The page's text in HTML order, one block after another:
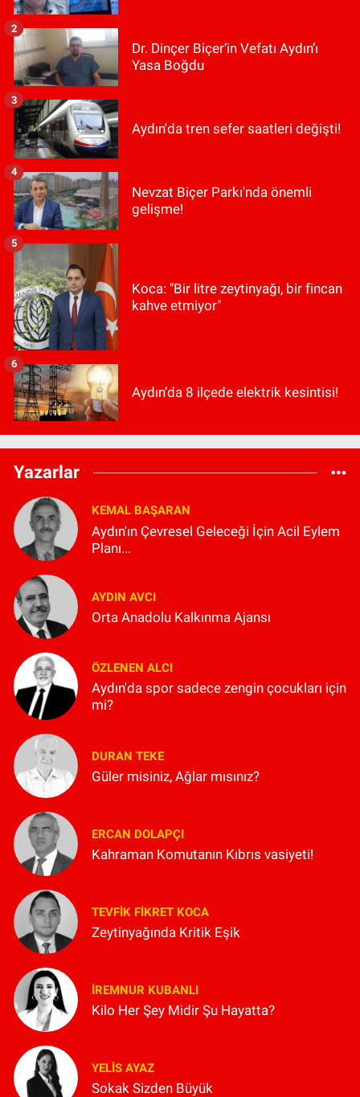
Dr. Dinçer Biçer’in Vefatı Aydın’ı
Yasa Boğdu
2
Aydın'da tren sefer saatleri değişti!
3
Nevzat Biçer Parkı'nda önemli
gelişme!
4
Koca: "Bir litre zeytinyağı, bir fincan
kahve etmiyor"
5
Aydın’da 8 ilçede elektrik kesintisi!
6
Yazarlar
KEMAL BAŞARAN
Aydın'ın Çevresel Geleceği İçin Acil Eylem
Planı...
AYDIN AVCI
Orta Anadolu Kalkınma Ajansı
ÖZLENEN ALCI
Aydın'da spor sadece zengin çocukları için
mi?
DURAN TEKE
Güler misiniz, Ağlar mısınız?
ERCAN DOLAPÇI
Kahraman Komutanın Kıbrıs vasiyeti!
TEVFIK FIKRET KOCA
Zeytinyağında Kritik Eşik
İREMNUR KUBANLI
Kilo Her Şey Midir Şu Hayatta?
YELIS AYAZ
Sokak Sizden Büyük